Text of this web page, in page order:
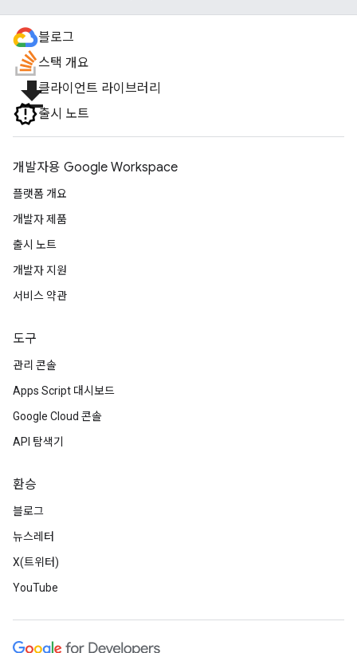
블로그
스택 개요
file_download클라이언트 라이브러리
출시 노트
개발자용 Google Workspace
플랫폼 개요
개발자 제품
출시 노트
개발자 지원
서비스 약관
도구
관리 콘솔
Apps Script 대시보드
Google Cloud 콘솔
API 탐색기
환승
블로그
뉴스레터
X(트위터)
YouTube